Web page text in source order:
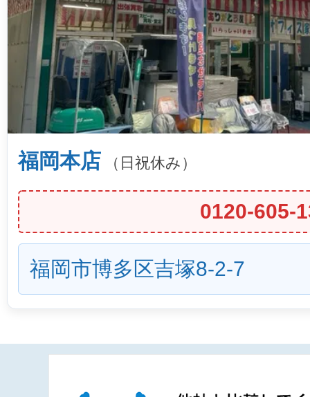
福岡本店 （日祝休み）
0120-605-
福岡市博多区吉塚8-2-7